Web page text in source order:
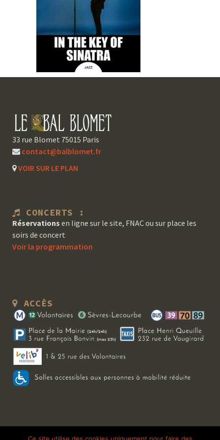
33 rue Blomet 75015 Paris
contact@balblomet.fr
VOIR SUR LE PLAN
CONCERTS :
Réservations en ligne sur le site, FNAC ou sur place les
soirs de concert
Voir la programmation
ACCÈS
Copyright 2026 Le Bal Blomet | Tous droits réservés | Mentions légales